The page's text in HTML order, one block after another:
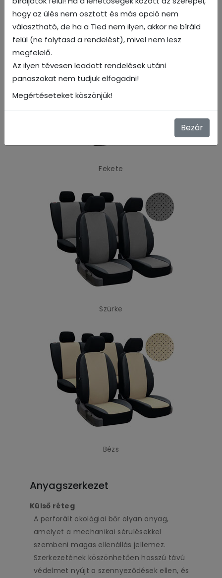
Piros
Fekete
Szürke
Bézs
Anyagszerkezet
Külső réteg
A perforált ökológiai bőr olyan anyag,
amelyet a mechanikai sérülésekkel
szembeni magas ellenállás jellemez.
Szerkezetének köszönhetően hosszú távú
védelmet nyújt a szennyeződések ellen, és
hogy az ülés nem osztott és más opció nem
választható, de ha a Tied nem ilyen, akkor ne bíráld
felül (ne folytasd a rendelést), mivel nem lesz
megfelelő.
Az ilyen tévesen leadott rendelések utáni
panaszokat nem tudjuk elfogadni!
Megértéseteket köszönjük!
Bezár